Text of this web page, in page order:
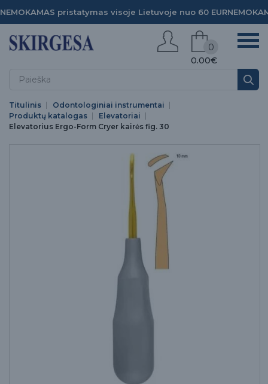
NEMOKAMAS pristatymas visoje Lietuvoje nuo 60 EUR
0.00€
0
Titulinis
Odontologiniai instrumentai
Produktų katalogas
Elevatoriai
Elevatorius Ergo-Form Cryer kairės fig. 30